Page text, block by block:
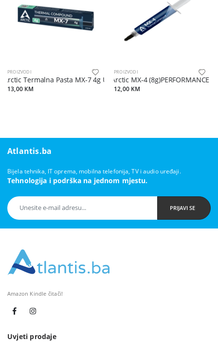
PROIZVODI
Arctic Termalna Pasta MX-7 4g ULTIMATE
13,00 KM
PROIZVODI
Arctic MX-4 (8g)PERFORMANCE
12,00 KM
Atlantis.ba
Bijela tehnika, IT oprema, mobilna telefonija, TV i audio uređaji.
Tehnologija i podrška na jednom mjestu.
PRIJAVI SE
Amazon Kindle čitači!
Uvjeti prodaje